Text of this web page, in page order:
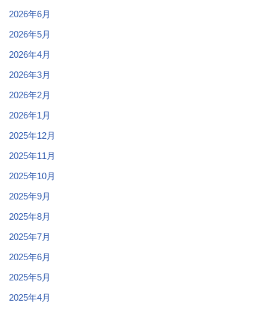
2026年6月
2026年5月
2026年4月
2026年3月
2026年2月
2026年1月
2025年12月
2025年11月
2025年10月
2025年9月
2025年8月
2025年7月
2025年6月
2025年5月
2025年4月